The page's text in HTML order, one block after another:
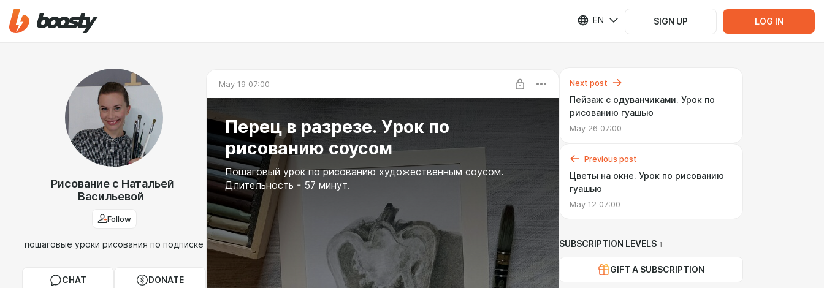
EN SIGN UP LOG IN
Рисование с Натальей
Васильевой
Follow
пошаговые уроки рисования по подписке
CHAT DONATE
May 19 07:00
Перец в разрезе. Урок по
рисованию соусом
Пошаговый урок по рисованию художественным соусом.
Длительность - 57 минут.
Next post
Пейзаж с одуванчиками. Урок по
рисованию гуашью
May 26 07:00
Previous post
Цветы на окне. Урок по рисованию
гуашью
May 12 07:00
SUBSCRIPTION LEVELS 1
GIFT A SUBSCRIPTION